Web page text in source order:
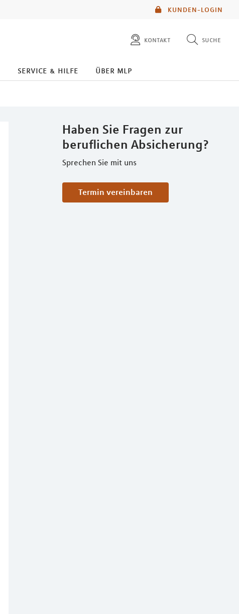
KUNDEN-LOGIN
kontakt suche
diese website durchsuchen
service & hilfe über mlp
Haben Sie Fragen zur
beruflichen Absicherung?
Sprechen Sie mit uns
Termin vereinbaren